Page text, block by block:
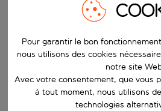
Commencez à taper pour la saisie
Choisissez votre aéroport
Commencez à taper pour la saisie
Choisissez votre destination
Vers
Choisissez vos dates
Quand
Pour garantir le bon
nous utilisons des cookies
notre site
Avec votre consentement, que vous
à tout moment, nous utilisons
technologies